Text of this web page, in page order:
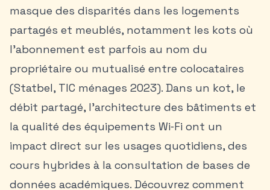
masque des disparités dans les logements
partagés et meublés, notamment les kots où
l’abonnement est parfois au nom du
propriétaire ou mutualisé entre colocataires
(Statbel, TIC ménages 2023). Dans un kot, le
débit partagé, l’architecture des bâtiments et
la qualité des équipements Wi‑Fi ont un
impact direct sur les usages quotidiens, des
cours hybrides à la consultation de bases de
données académiques. Découvrez comment